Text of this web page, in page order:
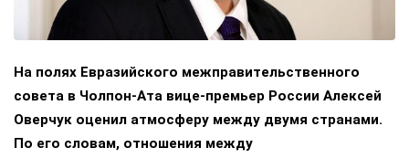
На полях Евразийского межправительственного
совета в Чолпон-Ата вице-премьер России Алексей
Оверчук оценил атмосферу между двумя странами.
По его словам, отношения между